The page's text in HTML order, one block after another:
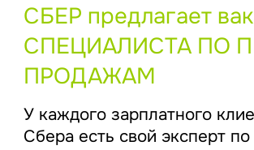
СБЕР предлагает
СПЕЦИАЛИСТА ПО
ПРОДАЖАМ
У каждого зарплатного
Сбера есть свой эксперт по